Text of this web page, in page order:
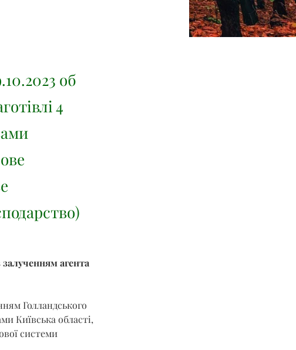
об
4
агента
Голландського
Київська області,
системи